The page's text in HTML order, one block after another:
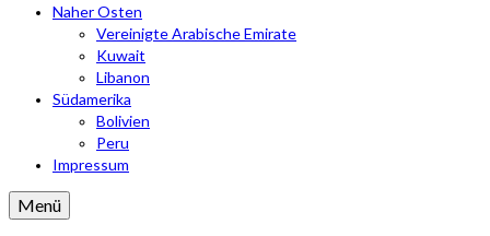
Naher Osten
Vereinigte Arabische Emirate
Kuwait
Libanon
Südamerika
Bolivien
Peru
Impressum
Menü